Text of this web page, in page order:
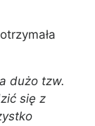
dużo tzw.
się z